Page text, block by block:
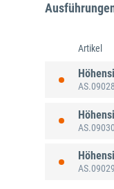
Artikel
AS.09028
AS.09030
AS.09029